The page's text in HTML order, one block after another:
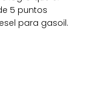
5 puntos
para gasoil.